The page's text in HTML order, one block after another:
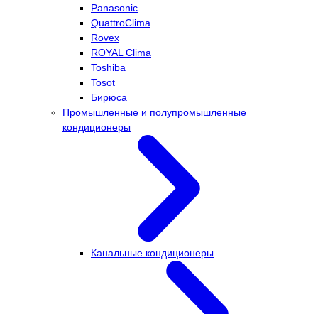
Panasonic
QuattroClima
Rovex
ROYAL Clima
Toshiba
Tosot
Бирюса
Промышленные и полупромышленные
кондиционеры
Канальные кондиционеры